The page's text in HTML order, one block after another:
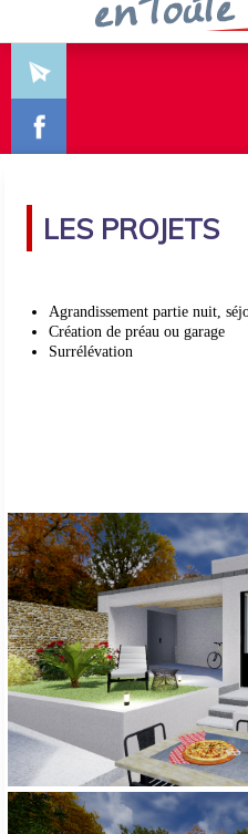
LES PROJETS
Agrandissement partie nuit,
Création de préau ou garage
Surrélévation